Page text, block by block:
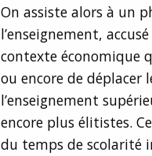
On assiste alors à un
l’enseignement,
contexte économique
ou encore de déplacer
l’enseignement
encore plus élitistes.
du temps de scolarité